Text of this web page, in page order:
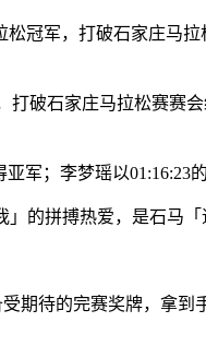
军，打破石家庄马拉
破石家庄马拉松赛赛
军；李梦瑶以01:16:23的
拼搏热爱，是石马「
待的完赛奖牌，拿到